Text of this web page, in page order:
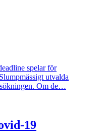
spelar för
utvalda
Om de…
19